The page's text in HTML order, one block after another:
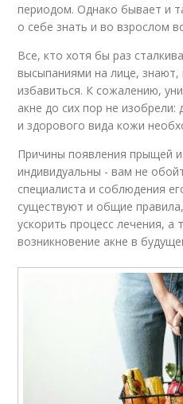
периодом. Однако бывает и
о себе знать и во взрослом
Все, кто хотя бы раз
высыпаниями на лице, знают,
избавиться. К сожалению,
акне до сих пор не
и здорового вида кожи
Причины появления прыщей
индивидуальны - вам не
специалиста и соблюдения
существуют и общие
ускорить процесс лечения, а
возникновение акне в